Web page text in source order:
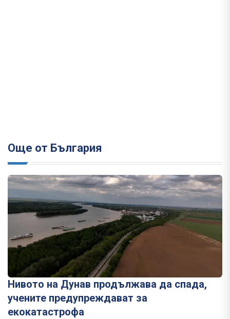
Още от България
Нивото на Дунав продължава да спада,
учените предупреждават за
екокатастрофа